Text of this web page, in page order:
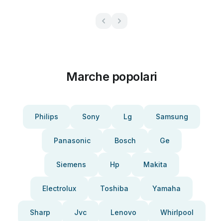
Marche popolari
Philips Sony Lg Samsung
Panasonic Bosch Ge
Siemens Hp Makita
Electrolux Toshiba Yamaha
Sharp Jvc Lenovo Whirlpool